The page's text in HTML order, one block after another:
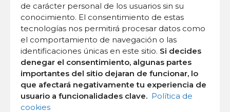
de carácter personal de los usuarios sin su
conocimiento. El consentimiento de estas
tecnologías nos permitirá procesar datos como
el comportamiento de navegación o las
identificaciones únicas en este sitio. Si decides
denegar el consentimiento, algunas partes
importantes del sitio dejaran de funcionar, lo
que afectará negativamente tu experiencia de
usuario a funcionalidades clave. Política de
cookies
¿Tienes alguna duda?
Mándanos un mensaje y te
responderemos lo más rápido posible.
Estamos encantadas de poder resolver
todas vuestras dudas.
Nombre